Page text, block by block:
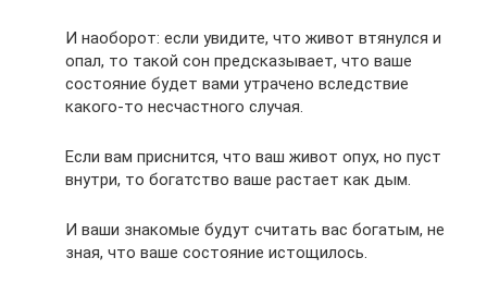
И наоборот: если увидите, что живот втянулся и
опал, то такой сон предсказывает, что ваше
состояние будет вами утрачено вследствие
какого-то несчастного случая.
Если вам приснится, что ваш живот опух, но пуст
внутри, то богатство ваше растает как дым.
И ваши знакомые будут считать вас богатым, не
зная, что ваше состояние истощилось.